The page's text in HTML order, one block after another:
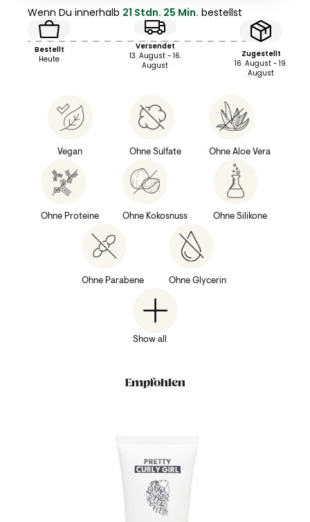
Wenn Du innerhalb 21 Stdn. 25 Min. bestellst
Bestellt
Heute
Versendet
13. August - 16.
August
Zugestellt
16. August - 19.
August
Vegan Ohne Sulfate Ohne Aloe Vera
Ohne Proteine Ohne Kokosnuss Ohne Silikone
Ohne Parabene Ohne Glycerin
Show all
Empfohlen